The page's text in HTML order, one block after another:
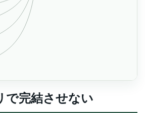
で完結させない